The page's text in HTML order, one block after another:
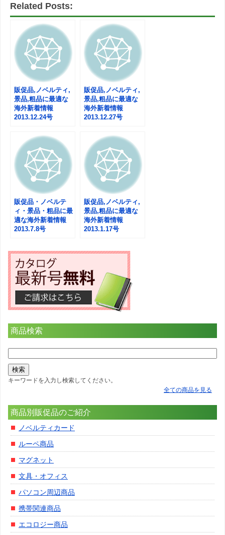
Related Posts:
販促品,ノベルティ,
景品,粗品に最適な
海外新着情報
2013.12.24号
販促品,ノベルティ,
景品,粗品に最適な
海外新着情報
2013.12.27号
販促品・ノベルテ
ィ・景品・粗品に最
適な海外新着情報
2013.7.8号
販促品,ノベルティ,
景品,粗品に最適な
海外新着情報
2013.1.17号
商品検索
キーワードを入力し検索してください。
全ての商品を見る
商品別販促品のご紹介
ノベルティカード
ルーペ商品
マグネット
文具・オフィス
パソコン周辺商品
携帯関連商品
エコロジー商品